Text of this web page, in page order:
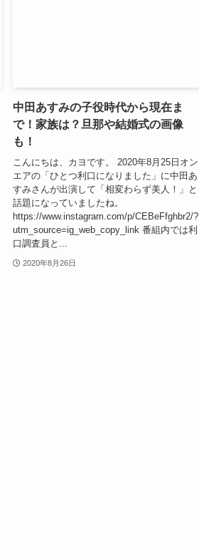
中田あすみの子役時代から現在ま
で！家族は？旦那や結婚式の画像
も！
こんにちは、カヨです。 2020年8月25日オン
エアの「ひとつ利口になりました」に中田あ
すみさんが出演して「相変わらず美人！」と
話題になっていましたね。
https://www.instagram.com/p/CEBeFfghbr2/?
utm_source=ig_web_copy_link 番組内では利
口調査員と...
2020年8月26日